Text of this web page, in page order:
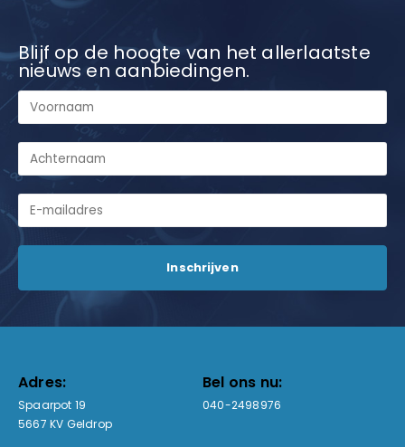
Blijf op de hoogte van het allerlaatste
nieuws en aanbiedingen.
Adres:
Spaarpot 19
5667 KV Geldrop
Bel ons nu:
040-2498976